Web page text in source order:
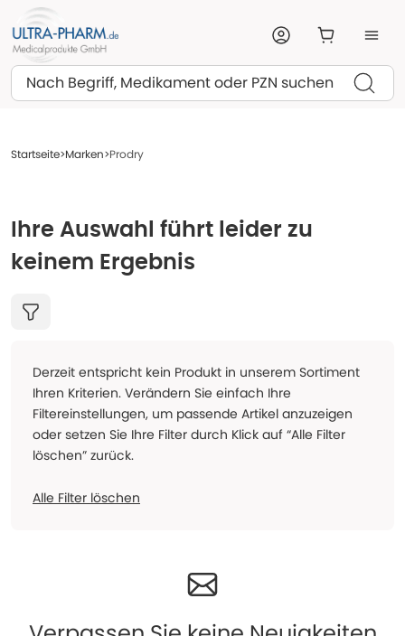
Suchen
Startseite Marken Prodry
Ihre Auswahl führt leider zu
keinem Ergebnis
Derzeit entspricht kein Produkt in unserem Sortiment
Ihren Kriterien. Verändern Sie einfach Ihre
Filtereinstellungen, um passende Artikel anzuzeigen
oder setzen Sie Ihre Filter durch Klick auf “Alle Filter
löschen” zurück.
Alle Filter löschen